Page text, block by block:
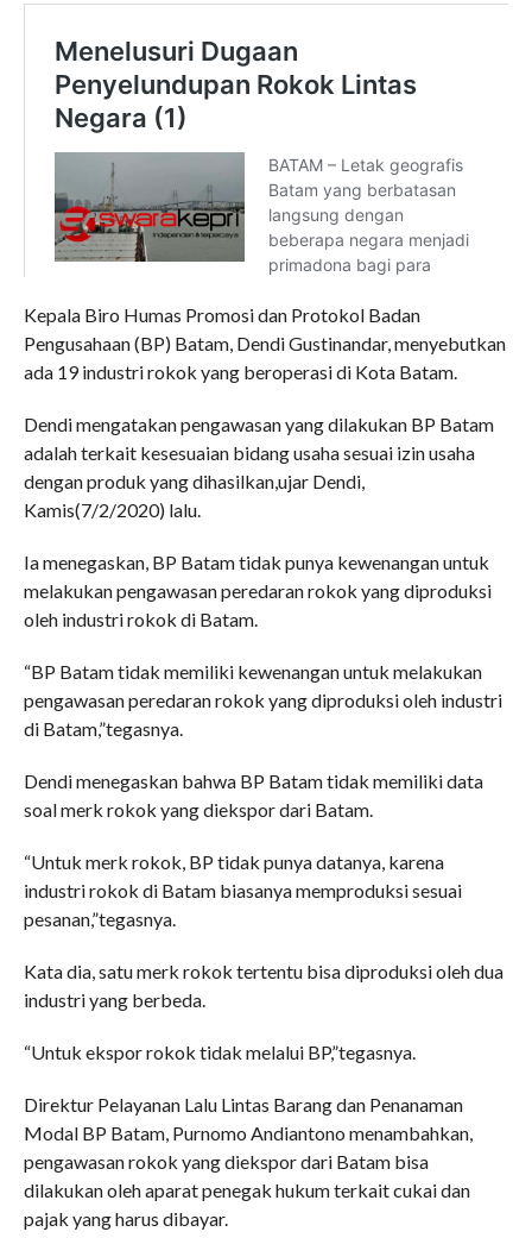
Kepala Biro Humas Promosi dan Protokol Badan
Pengusahaan (BP) Batam, Dendi Gustinandar, menyebutkan
ada 19 industri rokok yang beroperasi di Kota Batam.
Dendi mengatakan pengawasan yang dilakukan BP Batam
adalah terkait kesesuaian bidang usaha sesuai izin usaha
dengan produk yang dihasilkan,ujar Dendi,
Kamis(7/2/2020) lalu.
Ia menegaskan, BP Batam tidak punya kewenangan untuk
melakukan pengawasan peredaran rokok yang diproduksi
oleh industri rokok di Batam.
“BP Batam tidak memiliki kewenangan untuk melakukan
pengawasan peredaran rokok yang diproduksi oleh industri
di Batam,”tegasnya.
Dendi menegaskan bahwa BP Batam tidak memiliki data
soal merk rokok yang diekspor dari Batam.
“Untuk merk rokok, BP tidak punya datanya, karena
industri rokok di Batam biasanya memproduksi sesuai
pesanan,”tegasnya.
Kata dia, satu merk rokok tertentu bisa diproduksi oleh dua
industri yang berbeda.
“Untuk ekspor rokok tidak melalui BP,”tegasnya.
Direktur Pelayanan Lalu Lintas Barang dan Penanaman
Modal BP Batam, Purnomo Andiantono menambahkan,
pengawasan rokok yang diekspor dari Batam bisa
dilakukan oleh aparat penegak hukum terkait cukai dan
pajak yang harus dibayar.